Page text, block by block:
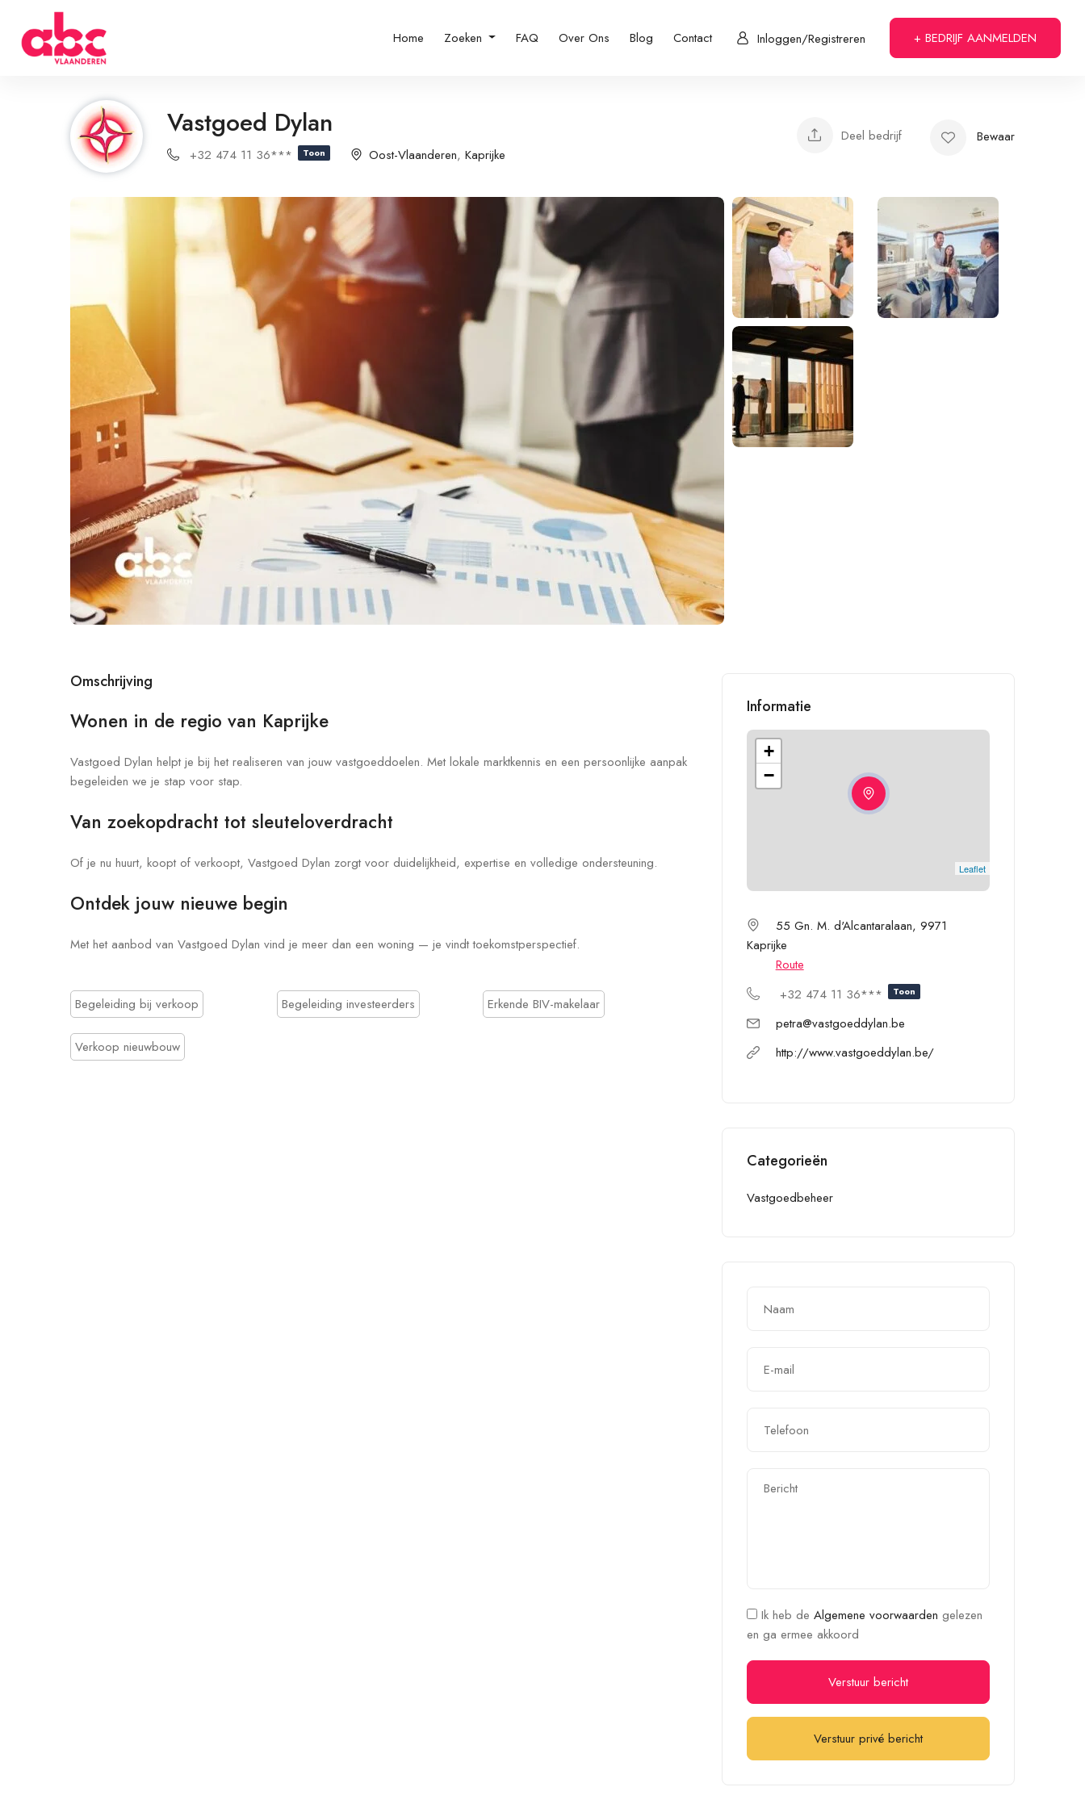
Home Zoeken FAQ Over Ons Blog Contact Inloggen/Registreren + BEDRIJF AANMELDEN
Vastgoed Dylan
+32 474 11 36*** Toon Oost-Vlaanderen, Kaprijke
Deel bedrijf Bewaar
Omschrijving
Wonen in de regio van Kaprijke
Vastgoed Dylan helpt je bij het realiseren van jouw vastgoeddoelen. Met lokale marktkennis en een persoonlijke aanpak
begeleiden we je stap voor stap.
Van zoekopdracht tot sleuteloverdracht
Of je nu huurt, koopt of verkoopt, Vastgoed Dylan zorgt voor duidelijkheid, expertise en volledige ondersteuning.
Ontdek jouw nieuwe begin
Met het aanbod van Vastgoed Dylan vind je meer dan een woning — je vindt toekomstperspectief.
Begeleiding bij verkoop Begeleiding investeerders Erkende BIV-makelaar
Verkoop nieuwbouw
Informatie
+
−
Leaflet
55 Gn. M. d'Alcantaralaan, 9971
Kaprijke
Route
+32 474 11 36***
Toon
petra@vastgoeddylan.be
http://www.vastgoeddylan.be/
Categorieën
Vastgoedbeheer
Ik heb de Algemene voorwaarden gelezen
en ga ermee akkoord
Verstuur bericht
Verstuur privé bericht